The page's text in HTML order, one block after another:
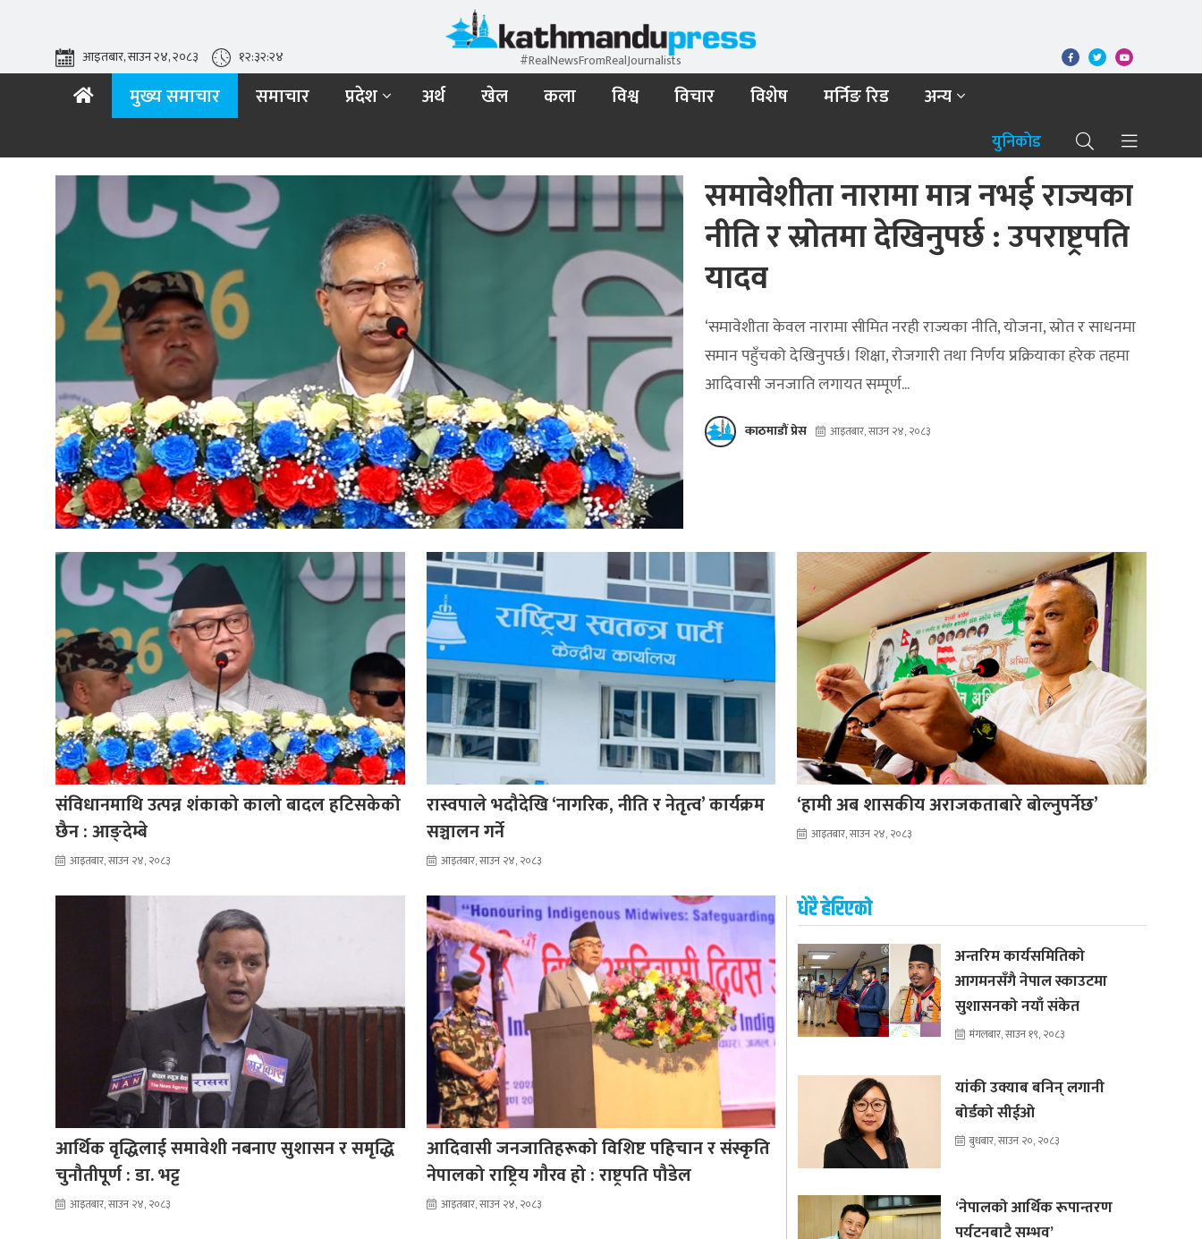
#RealNewsFromRealJournalists
आइतबार, साउन २४, २०८३ १२:३२:२६
मुख्य समाचार समाचार प्रदेश अर्थ खेल कला विश्व विचार विशेष मर्निङ रिड अन्य
युनिकोड
समावेशीता नारामा मात्र नभई राज्यका
नीति र स्रोतमा देखिनुपर्छ : उपराष्ट्रपति
यादव
‘समावेशीता केवल नारामा सीमित नरही राज्यका नीति, योजना, स्रोत र साधनमा
समान पहुँचको देखिनुपर्छ। शिक्षा, रोजगारी तथा निर्णय प्रक्रियाका हरेक तहमा
आदिवासी जनजाति लगायत सम्पूर्ण...
काठमाडौं प्रेस आइतबार, साउन २४, २०८३
संविधानमाथि उत्पन्न शंकाको कालो बादल हटिसकेको
छैन : आङ्देम्बे
आइतबार, साउन २४, २०८३
रास्वपाले भदौदेखि ‘नागरिक, नीति र नेतृत्व’ कार्यक्रम
सञ्चालन गर्ने
आइतबार, साउन २४, २०८३
‘हामी अब शासकीय अराजकताबारे बोल्नुपर्नेछ’
आइतबार, साउन २४, २०८३
आर्थिक वृद्धिलाई समावेशी नबनाए सुशासन र समृद्धि
चुनौतीपूर्ण : डा. भट्ट
आइतबार, साउन २४, २०८३
आदिवासी जनजातिहरूको विशिष्ट पहिचान र संस्कृति
नेपालको राष्ट्रिय गौरव हो : राष्ट्रपति पौडेल
आइतबार, साउन २४, २०८३
धेरै हेरिएको
अन्तरिम कार्यसमितिको
आगमनसँगै नेपाल स्काउटमा
सुशासनको नयाँ संकेत
मंगलबार, साउन १९, २०८३
यांकी उक्याब बनिन् लगानी
बोर्डको सीईओ
बुधबार, साउन २०, २०८३
‘नेपालको आर्थिक रूपान्तरण
पर्यटनबाटै सम्भव’